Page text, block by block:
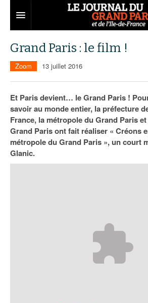
Territoires
Aménagement
Collectivités
Institutions
Services urbains
Entreprises
Développement économique
Emploi
Attractivité
Innovation
Départements
75
77
78
Carnet
Nominations
Portraits
Les Assises du Grand Paris
Éditions précédentes
Le podcast
Grand Paris : le film !
Zoom 13 juillet 2016
Et Paris devient… le Grand Paris !
savoir au monde entier, la préfecture
France, la métropole du Grand Paris
Grand Paris ont fait réaliser « Créons
métropole du Grand Paris », un court
Glanic.